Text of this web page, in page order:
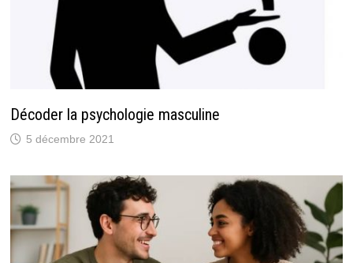
Décoder la psychologie masculine
5 décembre 2021